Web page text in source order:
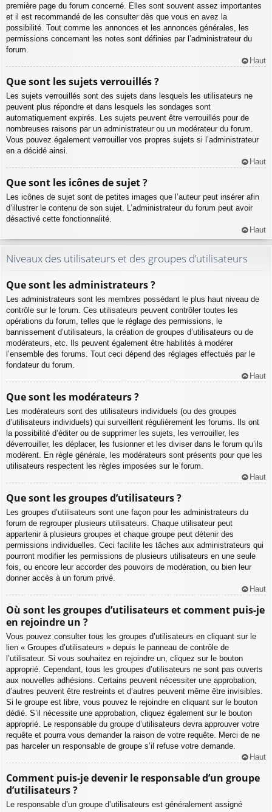
première page du forum concerné. Elles sont souvent assez importantes
et il est recommandé de les consulter dès que vous en avez la
possibilité. Tout comme les annonces et les annonces générales, les
permissions concernant les notes sont définies par l’administrateur du
forum.
Haut
Que sont les sujets verrouillés ?
Les sujets verrouillés sont des sujets dans lesquels les utilisateurs ne
peuvent plus répondre et dans lesquels les sondages sont
automatiquement expirés. Les sujets peuvent être verrouillés pour de
nombreuses raisons par un administrateur ou un modérateur du forum.
Vous pouvez également verrouiller vos propres sujets si l’administrateur
en a décidé ainsi.
Haut
Que sont les icônes de sujet ?
Les icônes de sujet sont de petites images que l’auteur peut insérer afin
d’illustrer le contenu de son sujet. L’administrateur du forum peut avoir
désactivé cette fonctionnalité.
Haut
Niveaux des utilisateurs et des groupes d’utilisateurs
Que sont les administrateurs ?
Les administrateurs sont les membres possédant le plus haut niveau de
contrôle sur le forum. Ces utilisateurs peuvent contrôler toutes les
opérations du forum, telles que le réglage des permissions, le
bannissement d’utilisateurs, la création de groupes d’utilisateurs ou de
modérateurs, etc. Ils peuvent également être habilités à modérer
l’ensemble des forums. Tout ceci dépend des réglages effectués par le
fondateur du forum.
Haut
Que sont les modérateurs ?
Les modérateurs sont des utilisateurs individuels (ou des groupes
d’utilisateurs individuels) qui surveillent régulièrement les forums. Ils ont
la possibilité d’éditer ou de supprimer les sujets, les verrouiller, les
déverrouiller, les déplacer, les fusionner et les diviser dans le forum qu’ils
modèrent. En règle générale, les modérateurs sont présents pour que les
utilisateurs respectent les règles imposées sur le forum.
Haut
Que sont les groupes d’utilisateurs ?
Les groupes d’utilisateurs sont une façon pour les administrateurs du
forum de regrouper plusieurs utilisateurs. Chaque utilisateur peut
appartenir à plusieurs groupes et chaque groupe peut détenir des
permissions individuelles. Ceci facilite les tâches aux administrateurs qui
pourront modifier les permissions de plusieurs utilisateurs en une seule
fois, ou encore leur accorder des pouvoirs de modération, ou bien leur
donner accès à un forum privé.
Haut
Où sont les groupes d’utilisateurs et comment puis-je
en rejoindre un ?
Vous pouvez consulter tous les groupes d’utilisateurs en cliquant sur le
lien « Groupes d’utilisateurs » depuis le panneau de contrôle de
l’utilisateur. Si vous souhaitez en rejoindre un, cliquez sur le bouton
approprié. Cependant, tous les groupes d’utilisateurs ne sont pas ouverts
aux nouvelles adhésions. Certains peuvent nécessiter une approbation,
d’autres peuvent être restreints et d’autres peuvent même être invisibles.
Si le groupe est libre, vous pouvez le rejoindre en cliquant sur le bouton
dédié. S’il nécessite une approbation, cliquez également sur le bouton
approprié. Le responsable du groupe d’utilisateurs devra approuver votre
requête et pourra vous demander la raison de votre requête. Merci de ne
pas harceler un responsable de groupe s’il refuse votre demande.
Haut
Comment puis-je devenir le responsable d’un groupe
d’utilisateurs ?
Le responsable d’un groupe d’utilisateurs est généralement assigné